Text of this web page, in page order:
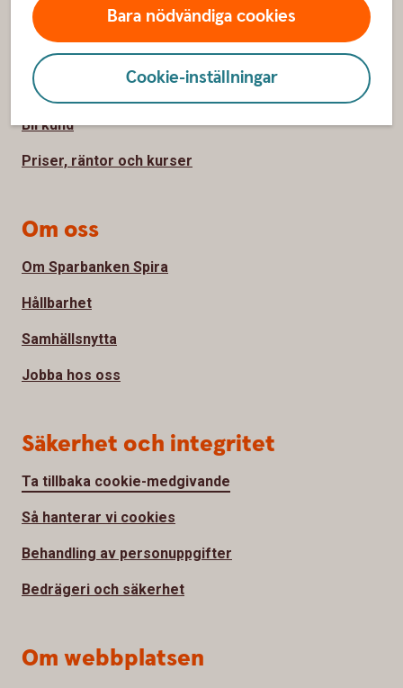
Bara nödvändiga cookies
Cookie-inställningar
Kundservice
Spärrhjälp
Hitta bankkontor
Bli kund
Priser, räntor och kurser
Om oss
Om Sparbanken Spira
Hållbarhet
Samhällsnytta
Jobba hos oss
Säkerhet och integritet
Ta tillbaka cookie-medgivande
Så hanterar vi cookies
Behandling av personuppgifter
Bedrägeri och säkerhet
Om webbplatsen